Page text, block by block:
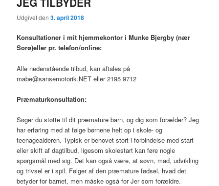
Udgivet den3. april 2018
Konsultationer i mit hjemmekontor i Munke Bjergby (nær
Sorø)eller pr. telefon/online:
Alle nedenstående tilbud, kan aftales på
mabe@sansemotorik.NET eller 2195 9712
Præmaturkonsultation:
Søger du støtte til dit præmature barn, og dig som forælder? Jeg
har erfaring med at følge børnene helt op i skole- og
teenagealderen. Typisk er behovet stort i forbindelse med start
eller skift af dagtilbud, ligesom skolestart kan føre nogle
spørgsmål med sig. Det kan også være, at søvn, mad, udvikling
og trivsel er i spil. Følger af den præmature fødsel, hvad det
betyder for barnet, men måske også for Jer som forældre.